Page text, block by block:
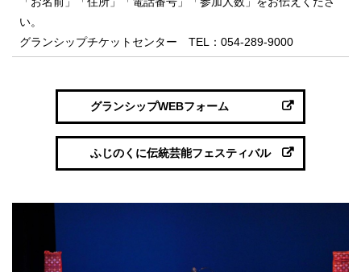
い。
グランシップチケットセンター TEL：054-289-9000
グランシップWEBフォーム
ふじのくに伝統芸能フェスティバル